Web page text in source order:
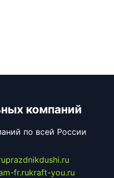
компаний
по всей России
prazdnikdushi.ru
fr.rukraft-you.ru